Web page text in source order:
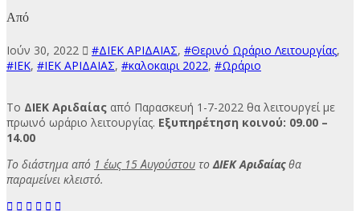
Από
Ιούν 30, 2022 #ΔΙΕΚ ΑΡΙΔΑΙΑΣ, #Θερινό Ωράριο Λειτουργίας,
#ΙΕΚ, #ΙΕΚ ΑΡΙΔΑΙΑΣ, #καλοκαιρι 2022, #Ωράριο
Το ΔΙΕΚ Αριδαίας από Παρασκευή 1-7-2022 θα λειτουργεί με
πρωινό ωράριο λειτουργίας. Εξυπηρέτηση κοινού: 09.00 –
14.00
Το διάστημα από 1 έως 15 Αυγούστου το ΔΙΕΚ Αριδαίαςθα
παραμείνει κλειστό.